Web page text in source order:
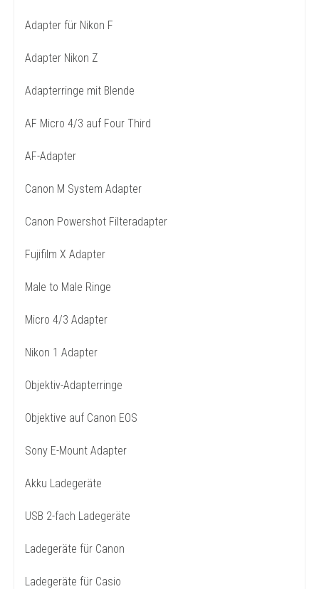
Adapter für Nikon F
Adapter Nikon Z
Adapterringe mit Blende
AF Micro 4/3 auf Four Third
AF-Adapter
Canon M System Adapter
Canon Powershot Filteradapter
Fujifilm X Adapter
Male to Male Ringe
Micro 4/3 Adapter
Nikon 1 Adapter
Objektiv-Adapterringe
Objektive auf Canon EOS
Sony E-Mount Adapter
Akku Ladegeräte
USB 2-fach Ladegeräte
Ladegeräte für Canon
Ladegeräte für Casio